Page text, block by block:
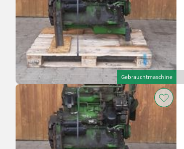
Gebrauchtmaschine